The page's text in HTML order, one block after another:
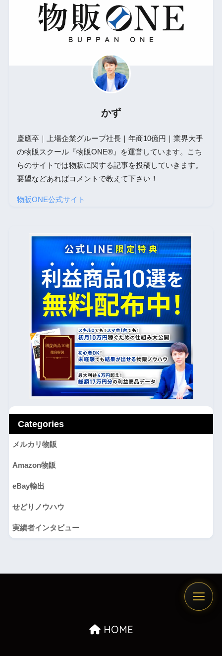
かず
慶應卒｜上場企業グループ社長｜年商10億円｜業界大手
の物販スクール『物販ONE®』を運営しています。こち
らのサイトでは物販に関する記事を投稿していきます。
要望などあればコメントで教えて下さい！
物販ONE公式サイト
Categories
メルカリ物販
Amazon物販
eBay輸出
せどりノウハウ
実績者インタビュー
HOME